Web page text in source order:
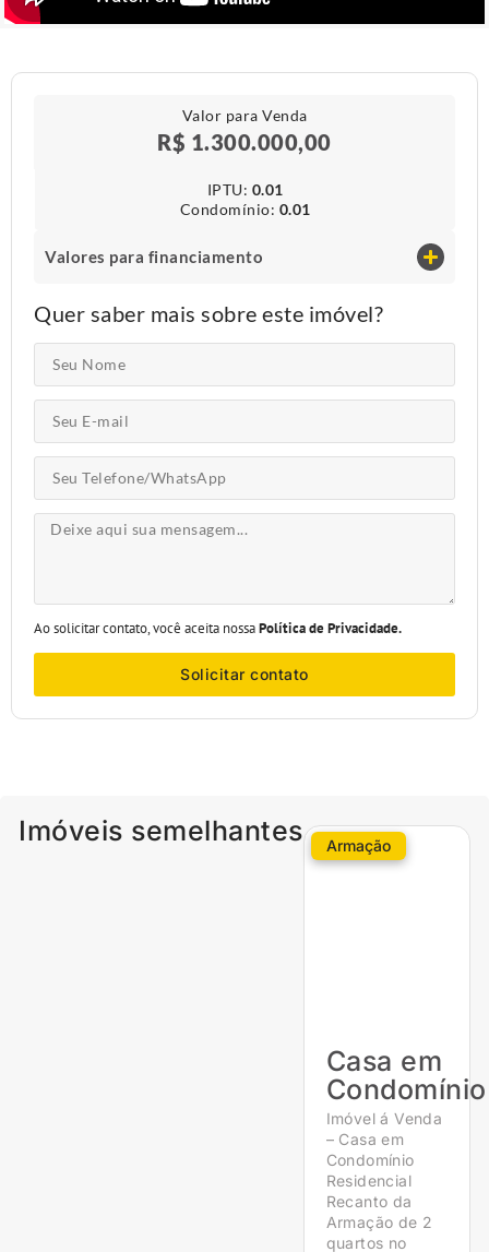
Valor para Venda
R$ 1.300.000,00
IPTU​: 0.01
Condomínio​: 0.01
Valores para financiamento
Quer saber mais sobre este imóvel?
Ao solicitar contato, você aceita nossaPolítica de Privacidade.
Solicitar contato
Imóveis semelhantes Armação
Casa em
Condomínio
Imóvel á Venda
– Casa em
Condomínio
Residencial
Recanto da
Armação de 2
quartos no